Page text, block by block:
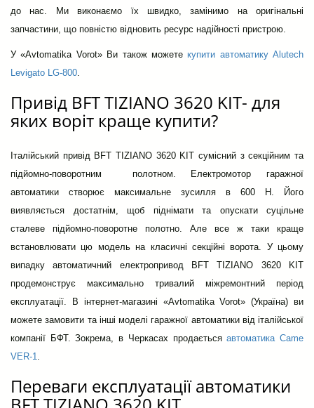
до нас. Ми виконаємо їх швидко, замінимо на оригінальні
запчастини, що повністю відновить ресурс надійності пристрою.
У «Avtomatika Vorot» Ви також можетекупити автоматику Alutech
Levigato LG-800
Привід BFT TIZIANO 3620 KIT- для
яких воріт краще купити?
Італійський привід BFT TIZIANO 3620 KIT сумісний з секційним та
підйомно-поворотним полотном. Електромотор гаражної
автоматики створює максимальне зусилля в 600 Н. Його
виявляється достатнім, щоб піднімати та опускати суцільне
сталеве підйомно-поворотне полотно. Але все ж таки краще
встановлювати цю модель на класичні секційні ворота. У цьому
випадку автоматичний електропривод BFT TIZIANO 3620 KIT
продемонструє максимально тривалий міжремонтний період
експлуатації. В інтернет-магазині «Avtomatika Vorot» (Україна) ви
можете замовити та інші моделі гаражної автоматики від італійської
компанії БФТ. Зокрема, в Черкасах продаєтьсяавтоматика Came
VER-1
Переваги експлуатації автоматики